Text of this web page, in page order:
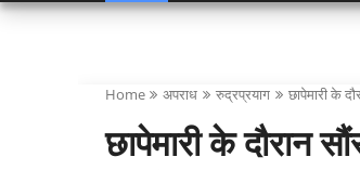
Home अपराध रुद्रप्रयाग छापेमारी के
छापेमारी के दौरान